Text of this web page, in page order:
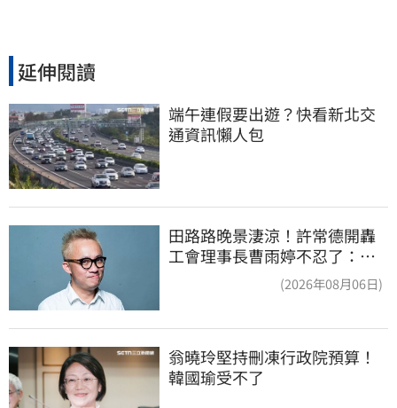
延伸閱讀
端午連假要出遊？快看新北交
通資訊懶人包
田路路晚景淒涼！許常德開轟
工會理事長曹雨婷不忍了：別
(2026年08月06日)
翁曉玲堅持刪凍行政院預算！
韓國瑜受不了